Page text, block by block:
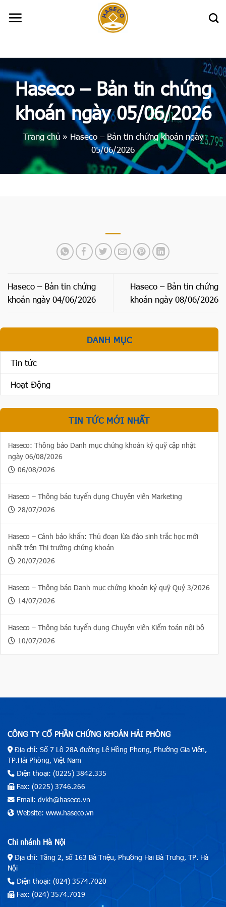
Haseco – Bản tin chứng
khoán ngày 05/06/2026
Trang chủ » Haseco – Bản tin chứng khoán ngày
05/06/2026
Haseco – Bản tin chứng
khoán ngày 04/06/2026
Haseco – Bản tin chứng
khoán ngày 08/06/2026
DANH MỤC
Tin tức
Hoạt Động
TIN TỨC MỚI NHẤT
Haseco: Thông báo Danh mục chứng khoán ký quỹ cập nhật
ngày 06/08/2026
06/08/2026
Haseco – Thông báo tuyển dụng Chuyên viên Marketing
28/07/2026
Haseco – Cảnh báo khẩn: Thủ đoạn lừa đảo sinh trắc học mới
nhất trên Thị trường chứng khoán
20/07/2026
Haseco – Thông báo Danh mục chứng khoán ký quỹ Quý 3/2026
14/07/2026
Haseco – Thông báo tuyển dụng Chuyên viên Kiểm toán nội bộ
10/07/2026
CÔNG TY CỔ PHẦN CHỨNG KHOÁN HẢI PHÒNG
Địa chỉ: Số 7 Lô 28A đường Lê Hồng Phong, Phường Gia Viên,
TP.Hải Phòng, Việt Nam
Điện thoại: (0225) 3842.335
Fax: (0225) 3746.266
Email: dvkh@haseco.vn
Website: www.haseco.vn
Chi nhánh Hà Nội
Địa chỉ: Tầng 2, số 163 Bà Triệu, Phường Hai Bà Trưng, TP. Hà
Nội
Điện thoại: (024) 3574.7020
Fax: (024) 3574.7019